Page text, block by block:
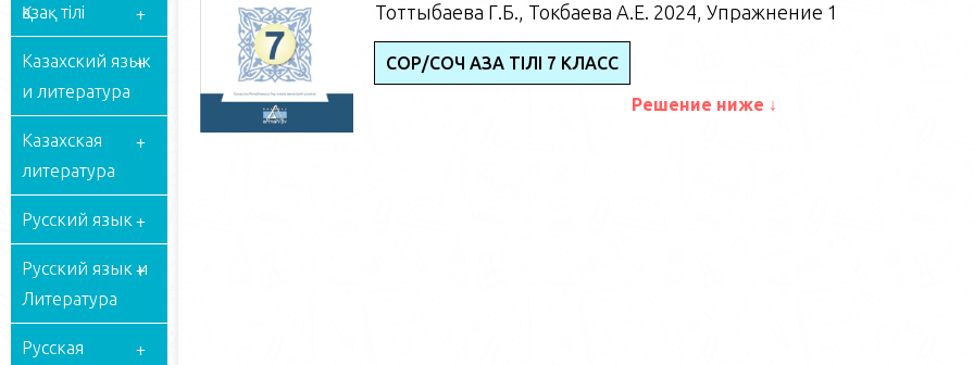
Қазақ тілі
Казахский язык
и литература
Казахская
литература
Русский язык
Русский язык и
Литература
Русская
Тоттыбаева Г.Б., Токбаева А.Е. 2024, Упражнение 1
СОР/СОЧ ҚАЗАҚ ТІЛІ 7 КЛАСС
Решение ниже ↓